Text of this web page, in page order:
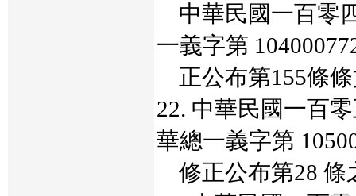
中華民國一百零
一義字第
正公布第155條
22. 中華民國一百
華總一義字第
修正公布第28 條